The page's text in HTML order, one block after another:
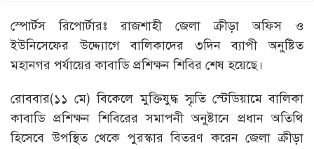
স্পোর্টস রিপোর্টারঃ রাজশাহী জেলা ক্রীড়া অফিস ও
ইউনিসেফের উদ্দ্যোগে বালিকাদের ৩দিন ব্যাপী অনুষ্টিত
মহানগর পর্যায়ের কাবাডি প্রশিক্ষন শিবির শেষ হয়েছে।
রোববার(১১ মে) বিকেলে মুক্তিযুদ্ধ স্মৃতি স্টেডিয়ামে বালিকা
কাবাডি প্রশিক্ষন শিবিরের সমাপনী অনুষ্টানে প্রধান অতিথি
হিসেবে উপস্থিত থেকে পুরস্কার বিতরণ করেন জেলা ক্রীড়া